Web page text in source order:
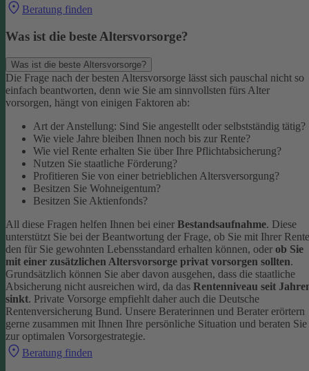
Beratung finden
Was ist die beste Altersvorsorge?
Was ist die beste Altersvorsorge?
Die Frage nach der besten Altersvorsorge lässt sich pauschal nicht so
einfach beantworten, denn wie Sie am sinnvollsten fürs Alter
vorsorgen, hängt von einigen Faktoren ab:
Art der Anstellung: Sind Sie angestellt oder selbstständig tätig?
Wie viele Jahre bleiben Ihnen noch bis zur Rente?
Wie viel Rente erhalten Sie über Ihre Pflichtabsicherung?
Nutzen Sie staatliche Förderung?
Profitieren Sie von einer betrieblichen Altersversorgung?
Besitzen Sie Wohneigentum?
Besitzen Sie Aktienfonds?
All diese Fragen helfen Ihnen bei einer Bestandsaufnahme. Diese
unterstützt Sie bei der Beantwortung der Frage, ob Sie mit Ihrer Rente
den für Sie gewohnten Lebensstandard erhalten können, oder ob Sie
mit einer zusätzlichen Altersvorsorge privat vorsorgen sollten.
Grundsätzlich können Sie aber davon ausgehen, dass die staatliche
Absicherung nicht ausreichen wird, da das Rentenniveau seit
sinkt. Private Vorsorge empfiehlt daher auch die Deutsche
Rentenversicherung Bund. Unsere Beraterinnen und Berater erörtern
gerne zusammen mit Ihnen Ihre persönliche Situation und beraten Sie
zur optimalen Vorsorgestrategie.
Beratung finden